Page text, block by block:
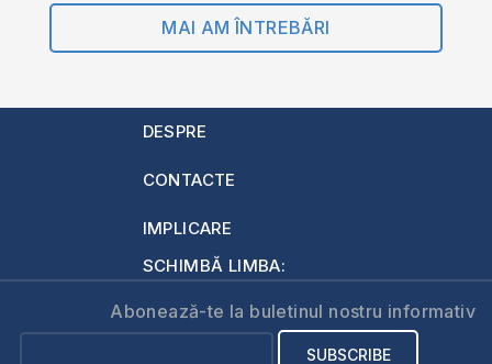
MAI AM ÎNTREBĂRI
DESPRE
CONTACTE
IMPLICARE
SCHIMBĂ LIMBA:
Abonează-te la buletinul nostru informativ